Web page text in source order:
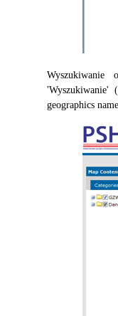
Wyszukiwanie
'Wyszukiwanie'
geographics